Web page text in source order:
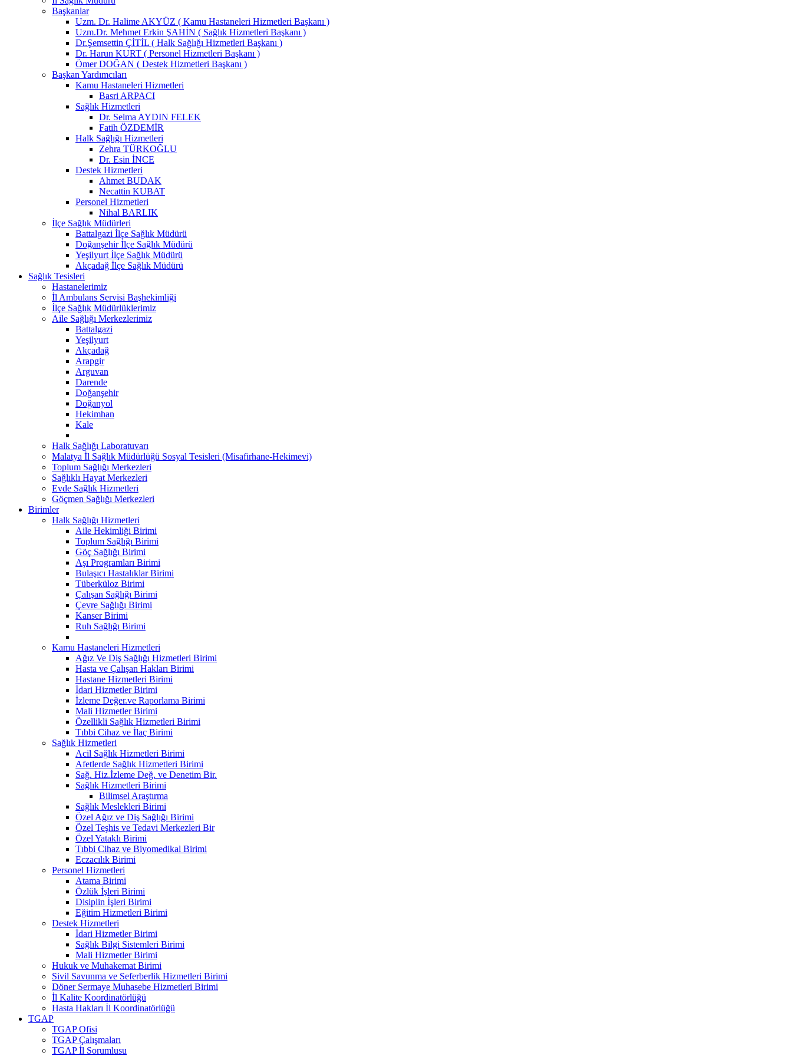
Başkanlar
Uzm. Dr. Halime AKYÜZ ( Kamu Hastaneleri Hizmetleri Başkanı )
Uzm.Dr. Mehmet Erkin ŞAHİN ( Sağlık Hizmetleri Başkanı )
Dr.Şemsettin ÇİTİL ( Halk Sağlığı Hizmetleri Başkanı )
Dr. Harun KURT ( Personel Hizmetleri Başkanı )
Ömer DOĞAN ( Destek Hizmetleri Başkanı )
Başkan Yardımcıları
Kamu Hastaneleri Hizmetleri
Basri ARPACI
Sağlık Hizmetleri
Dr. Selma AYDIN FELEK
Fatih ÖZDEMİR
Halk Sağlığı Hizmetleri
Zehra TÜRKOĞLU
Dr. Esin İNCE
Destek Hizmetleri
Ahmet BUDAK
Necattin KUBAT
Personel Hizmetleri
Nihal BARLIK
İlçe Sağlık Müdürleri
Battalgazi İlçe Sağlık Müdürü
Doğanşehir İlçe Sağlık Müdürü
Yeşilyurt İlçe Sağlık Müdürü
Akçadağ İlçe Sağlık Müdürü
Sağlık Tesisleri
Hastanelerimiz
İl Ambulans Servisi Başhekimliği
İlçe Sağlık Müdürlüklerimiz
Aile Sağlığı Merkezlerimiz
Battalgazi
Yeşilyurt
Akçadağ
Arapgir
Arguvan
Darende
Doğanşehir
Doğanyol
Hekimhan
Kale
Halk Sağlığı Laboratuvarı
Malatya İl Sağlık Müdürlüğü Sosyal Tesisleri (Misafirhane-Hekimevi)
Toplum Sağlığı Merkezleri
Sağlıklı Hayat Merkezleri
Evde Sağlık Hizmetleri
Göçmen Sağlığı Merkezleri
Birimler
Halk Sağlığı Hizmetleri
Aile Hekimliği Birimi
Toplum Sağlığı Birimi
Göç Sağlığı Birimi
Aşı Programları Birimi
Bulaşıcı Hastalıklar Birimi
Tüberküloz Birimi
Çalışan Sağlığı Birimi
Çevre Sağlığı Birimi
Kanser Birimi
Ruh Sağlığı Birimi
Kamu Hastaneleri Hizmetleri
Ağız Ve Diş Sağlığı Hizmetleri Birimi
Hasta ve Çalışan Hakları Birimi
Hastane Hizmetleri Birimi
İdari Hizmetler Birimi
İzleme Değer.ve Raporlama Birimi
Mali Hizmetler Birimi
Özellikli Sağlık Hizmetleri Birimi
Tıbbi Cihaz ve İlaç Birimi
Sağlık Hizmetleri
Acil Sağlık Hizmetleri Birimi
Afetlerde Sağlık Hizmetleri Birimi
Sağ. Hiz.İzleme Değ. ve Denetim Bir.
Sağlık Hizmetleri Birimi
Bilimsel Araştırma
Sağlık Meslekleri Birimi
Özel Ağız ve Diş Sağlığı Birimi
Özel Teşhis ve Tedavi Merkezleri Bir
Özel Yataklı Birimi
Tıbbi Cihaz ve Biyomedikal Birimi
Eczacılık Birimi
Personel Hizmetleri
Atama Birimi
Özlük İşleri Birimi
Disiplin İşleri Birimi
Eğitim Hizmetleri Birimi
Destek Hizmetleri
İdari Hizmetler Birimi
Sağlık Bilgi Sistemleri Birimi
Mali Hizmetler Birimi
Hukuk ve Muhakemat Birimi
Sivil Savunma ve Seferberlik Hizmetleri Birimi
Döner Sermaye Muhasebe Hizmetleri Birimi
İl Kalite Koordinatörlüğü
Hasta Hakları İl Koordinatörlüğü
TGAP
TGAP Ofisi
TGAP Çalışmaları
TGAP İl Sorumlusu